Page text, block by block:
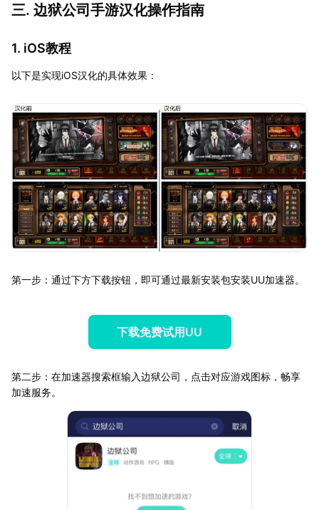
三. 边狱公司手游汉化操作指南
1. iOS教程
以下是实现iOS汉化的具体效果：
第一步：通过下方下载按钮，即可通过最新安装包安装UU加速器。
下载免费试用UU
第二步：在加速器搜索框输入边狱公司，点击对应游戏图标，畅享
加速服务。